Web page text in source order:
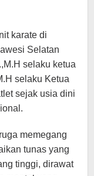
karate di
Selatan
selaku ketua
selaku Ketua
sejak usia dini
memegang
tunas yang
tinggi, dirawat